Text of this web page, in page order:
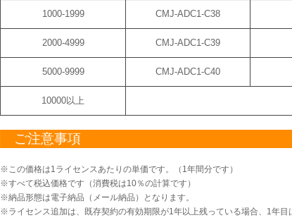
1000-1999 CMJ-ADC1-C38
2000-4999 CMJ-ADC1-C39
5000-9999 CMJ-ADC1-C40
10000以上
ご注意事項
※この価格は1ライセンスあたりの単価です。（1年間分です）
※すべて税込価格です（消費税は10％の計算です）
※納品形態は電子納品（メール納品）となります。
※ライセンス追加は、既存契約の有効期限が1年以上残っている場合、1年